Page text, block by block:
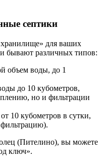
септики
для ваших
бывают различных типов:
объем воды, до 1
до 10 кубометров,
но и фильтрации
10 кубометров в сутки,
фильтрацию).
(Пителино), вы можете
ключ».